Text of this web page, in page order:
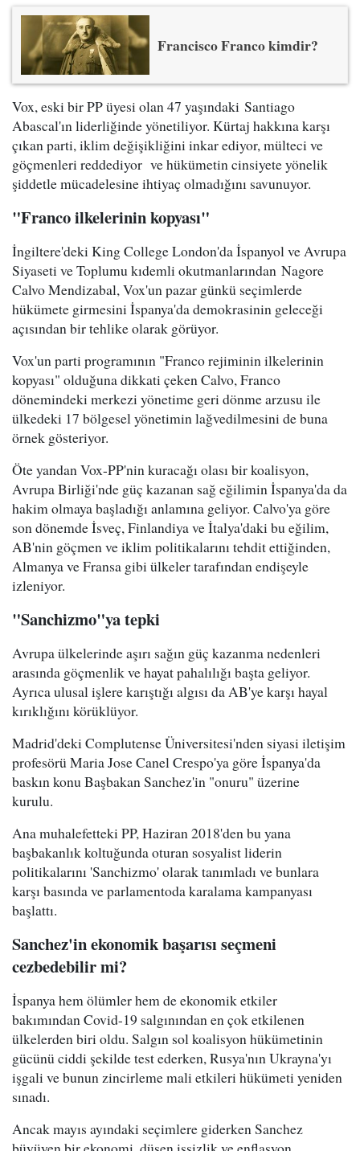
Francisco Franco kimdir?
Vox, eski bir PP üyesi olan 47 yaşındaki Santiago
Abascal'ın liderliğinde yönetiliyor. Kürtaj hakkına karşı
çıkan parti, iklim değişikliğini inkar ediyor, mülteci ve
göçmenleri reddediyor ve hükümetin cinsiyete yönelik
şiddetle mücadelesine ihtiyaç olmadığını savunuyor.
"Franco ilkelerinin kopyası"
İngiltere'deki King College London'da İspanyol ve Avrupa
Siyaseti ve Toplumu kıdemli okutmanlarından Nagore
Calvo Mendizabal, Vox'un pazar günkü seçimlerde
hükümete girmesini İspanya'da demokrasinin geleceği
açısından bir tehlike olarak görüyor.
Vox'un parti programının "Franco rejiminin ilkelerinin
kopyası" olduğuna dikkati çeken Calvo, Franco
dönemindeki merkezi yönetime geri dönme arzusu ile
ülkedeki 17 bölgesel yönetimin lağvedilmesini de buna
örnek gösteriyor.
Öte yandan Vox-PP'nin kuracağı olası bir koalisyon,
Avrupa Birliği'nde güç kazanan sağ eğilimin İspanya'da da
hakim olmaya başladığı anlamına geliyor. Calvo'ya göre
son dönemde İsveç, Finlandiya ve İtalya'daki bu eğilim,
AB'nin göçmen ve iklim politikalarını tehdit ettiğinden,
Almanya ve Fransa gibi ülkeler tarafından endişeyle
izleniyor.
"Sanchizmo"ya tepki
Avrupa ülkelerinde aşırı sağın güç kazanma nedenleri
arasında göçmenlik ve hayat pahalılığı başta geliyor.
Ayrıca ulusal işlere karıştığı algısı da AB'ye karşı hayal
kırıklığını körüklüyor.
Madrid'deki Complutense Üniversitesi'nden siyasi iletişim
profesörü Maria Jose Canel Crespo'ya göre İspanya'da
baskın konu Başbakan Sanchez'in "onuru" üzerine
kurulu.
Ana muhalefetteki PP, Haziran 2018'den bu yana
başbakanlık koltuğunda oturan sosyalist liderin
politikalarını 'Sanchizmo' olarak tanımladı ve bunlara
karşı basında ve parlamentoda karalama kampanyası
başlattı.
Sanchez'in ekonomik başarısı seçmeni
cezbedebilir mi?
İspanya hem ölümler hem de ekonomik etkiler
bakımından Covid-19 salgınından en çok etkilenen
ülkelerden biri oldu. Salgın sol koalisyon hükümetinin
gücünü ciddi şekilde test ederken, Rusya'nın Ukrayna'yı
işgali ve bunun zincirleme mali etkileri hükümeti yeniden
sınadı.
Ancak mayıs ayındaki seçimlere giderken Sanchez